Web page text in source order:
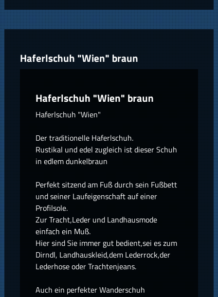
Haferlschuh "Wien" braun
Haferlschuh "Wien" braun
Haferlschuh "Wien"
Der traditionelle Haferlschuh.
Rustikal und edel zugleich ist dieser Schuh
in edlem dunkelbraun
Perfekt sitzend am Fuß durch sein Fußbett
und seiner Laufeigenschaft auf einer
Profilsole.
Zur Tracht,Leder und Landhausmode
einfach ein Muß.
Hier sind Sie immer gut bedient,sei es zum
Dirndl, Landhauskleid,dem Lederrock,der
Lederhose oder Trachtenjeans.
Auch ein perfekter Wanderschuh